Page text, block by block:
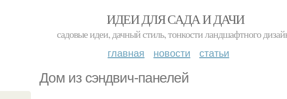
ИДЕИ ДЛЯ САДА И ДАЧИ
садовые идеи, дачный стиль, тонкости ландшафтного
главная новости статьи
Дом из сэндвич-панелей